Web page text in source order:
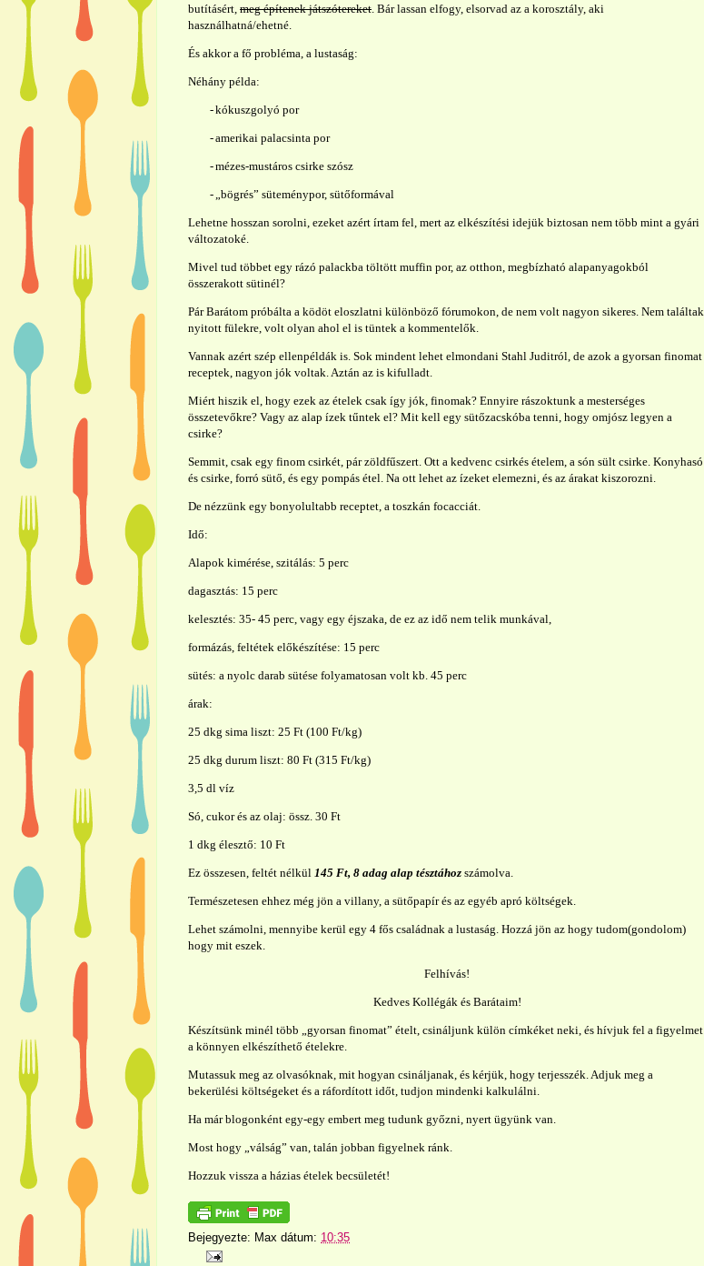
butításért, meg építenek játszótereket . Bár lassan elfogy, elsorvad az a korosztály, aki
használhatná/ehetné.
És akkor a fő probléma, a lustaság:
Néhány példa:
-kókuszgolyó por
-amerikai palacsinta por
-mézes-mustáros csirke szósz
- „bögrés” süteménypor, sütőformával
Lehetne hosszan sorolni, ezeket azért írtam fel, mert az elkészítési idejük biztosan nem több mint a gyári
változatoké.
Mivel tud többet egy rázó palackba töltött muffin por, az otthon, megbízható alapanyagokból
összerakott sütinél?
Pár Barátom próbálta a ködöt eloszlatni különböző fórumokon, de nem volt nagyon sikeres. Nem találtak
nyitott fülekre, volt olyan ahol el is tüntek a kommentelők.
Vannak azért szép ellenpéldák is. Sok mindent lehet elmondani Stahl Juditról, de azok a gyorsan finomat
receptek, nagyon jók voltak. Aztán az is kifulladt.
Miért hiszik el, hogy ezek az ételek csak így jók, finomak? Ennyire rászoktunk a mesterséges
összetevőkre? Vagy az alap ízek tűntek el? Mit kell egy sütőzacskóba tenni, hogy omjósz legyen a
csirke?
Semmit, csak egy finom csirkét, pár zöldfűszert. Ott a kedvenc csirkés ételem, a són sült csirke. Konyhasó
és csirke, forró sütő, és egy pompás étel. Na ott lehet az ízeket elemezni, és az árakat kiszorozni.
De nézzünk egy bonyolultabb receptet, a toszkán focacciát.
Idő:
Alapok kimérése, szitálás: 5 perc
dagasztás: 15 perc
kelesztés: 35- 45 perc, vagy egy éjszaka, de ez az idő nem telik munkával,
formázás, feltétek előkészítése: 15 perc
sütés: a nyolc darab sütése folyamatosan volt kb. 45 perc
árak:
25 dkg sima liszt: 25 Ft (100 Ft/kg)
25 dkg durum liszt: 80 Ft (315 Ft/kg)
3,5 dl víz
Só, cukor és az olaj: össz. 30 Ft
1 dkg élesztő: 10 Ft
Ez összesen, feltét nélkül 145 Ft, 8 adag alap tésztához számolva.
Természetesen ehhez még jön a villany, a sütőpapír és az egyéb apró költségek.
Lehet számolni, mennyibe kerül egy 4 fős családnak a lustaság. Hozzá jön az hogy tudom(gondolom)
hogy mit eszek.
Felhívás!
Kedves Kollégák és Barátaim!
Készítsünk minél több „gyorsan finomat” ételt, csináljunk külön címkéket neki, és hívjuk fel a figyelmet
a könnyen elkészíthető ételekre.
Mutassuk meg az olvasóknak, mit hogyan csináljanak, és kérjük, hogy terjesszék. Adjuk meg a
bekerülési költségeket és a ráfordított időt, tudjon mindenki kalkulálni.
Ha már blogonként egy-egy embert meg tudunk győzni, nyert ügyünk van.
Most hogy „válság” van, talán jobban figyelnek ránk.
Hozzuk vissza a házias ételek becsületét!
Bejegyezte: Max dátum: 10:35